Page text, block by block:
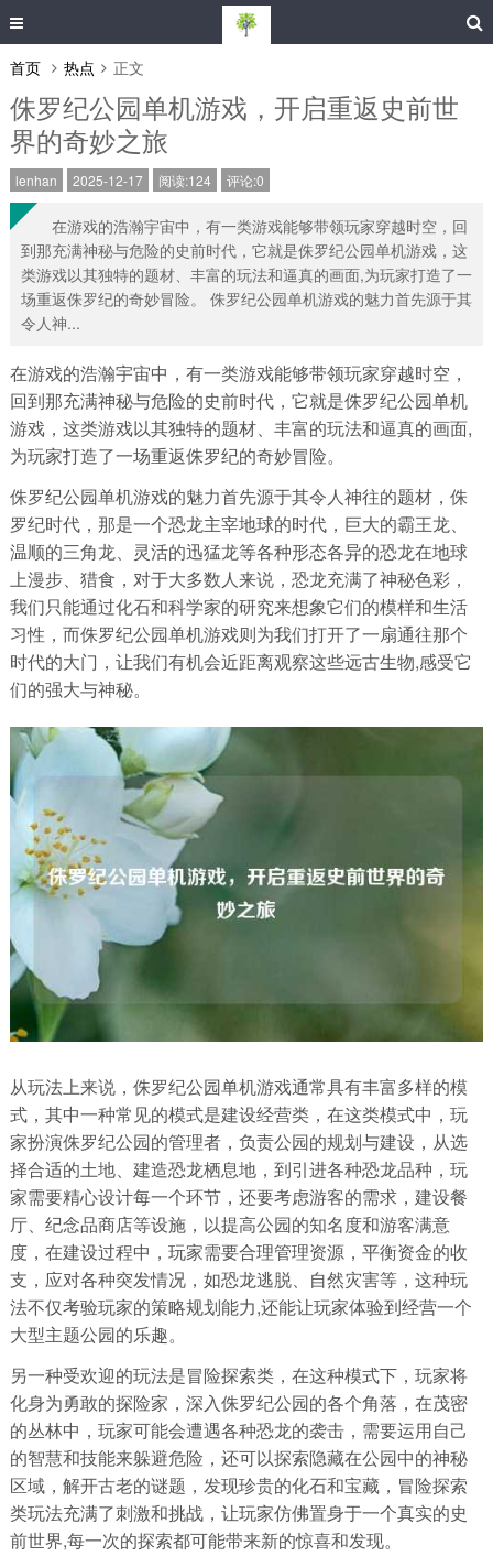
首页 热点 正文
侏罗纪公园单机游戏，开启重返史前世
界的奇妙之旅
lenhan 2025-12-17 阅读:124 评论:0
在游戏的浩瀚宇宙中，有一类游戏能够带领玩家穿越时空，回
到那充满神秘与危险的史前时代，它就是侏罗纪公园单机游戏，这
类游戏以其独特的题材、丰富的玩法和逼真的画面,为玩家打造了一
场重返侏罗纪的奇妙冒险。 侏罗纪公园单机游戏的魅力首先源于其
令人神...
在游戏的浩瀚宇宙中，有一类游戏能够带领玩家穿越时空，
回到那充满神秘与危险的史前时代，它就是侏罗纪公园单机
游戏，这类游戏以其独特的题材、丰富的玩法和逼真的画面,
为玩家打造了一场重返侏罗纪的奇妙冒险。
侏罗纪公园单机游戏的魅力首先源于其令人神往的题材，侏
罗纪时代，那是一个恐龙主宰地球的时代，巨大的霸王龙、
温顺的三角龙、灵活的迅猛龙等各种形态各异的恐龙在地球
上漫步、猎食，对于大多数人来说，恐龙充满了神秘色彩，
我们只能通过化石和科学家的研究来想象它们的模样和生活
习性，而侏罗纪公园单机游戏则为我们打开了一扇通往那个
时代的大门，让我们有机会近距离观察这些远古生物,感受它
们的强大与神秘。
从玩法上来说，侏罗纪公园单机游戏通常具有丰富多样的模
式，其中一种常见的模式是建设经营类，在这类模式中，玩
家扮演侏罗纪公园的管理者，负责公园的规划与建设，从选
择合适的土地、建造恐龙栖息地，到引进各种恐龙品种，玩
家需要精心设计每一个环节，还要考虑游客的需求，建设餐
厅、纪念品商店等设施，以提高公园的知名度和游客满意
度，在建设过程中，玩家需要合理管理资源，平衡资金的收
支，应对各种突发情况，如恐龙逃脱、自然灾害等，这种玩
法不仅考验玩家的策略规划能力,还能让玩家体验到经营一个
大型主题公园的乐趣。
另一种受欢迎的玩法是冒险探索类，在这种模式下，玩家将
化身为勇敢的探险家，深入侏罗纪公园的各个角落，在茂密
的丛林中，玩家可能会遭遇各种恐龙的袭击，需要运用自己
的智慧和技能来躲避危险，还可以探索隐藏在公园中的神秘
区域，解开古老的谜题，发现珍贵的化石和宝藏，冒险探索
类玩法充满了刺激和挑战，让玩家仿佛置身于一个真实的史
前世界,每一次的探索都可能带来新的惊喜和发现。